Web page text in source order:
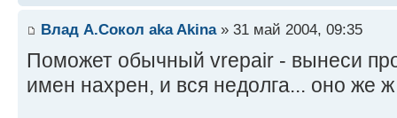
Влад А.Сокол aka Akina» 31 май 2004, 09:35
Поможет обычный vrepair - вынеси
имен нахрен, и вся недолга... оно же